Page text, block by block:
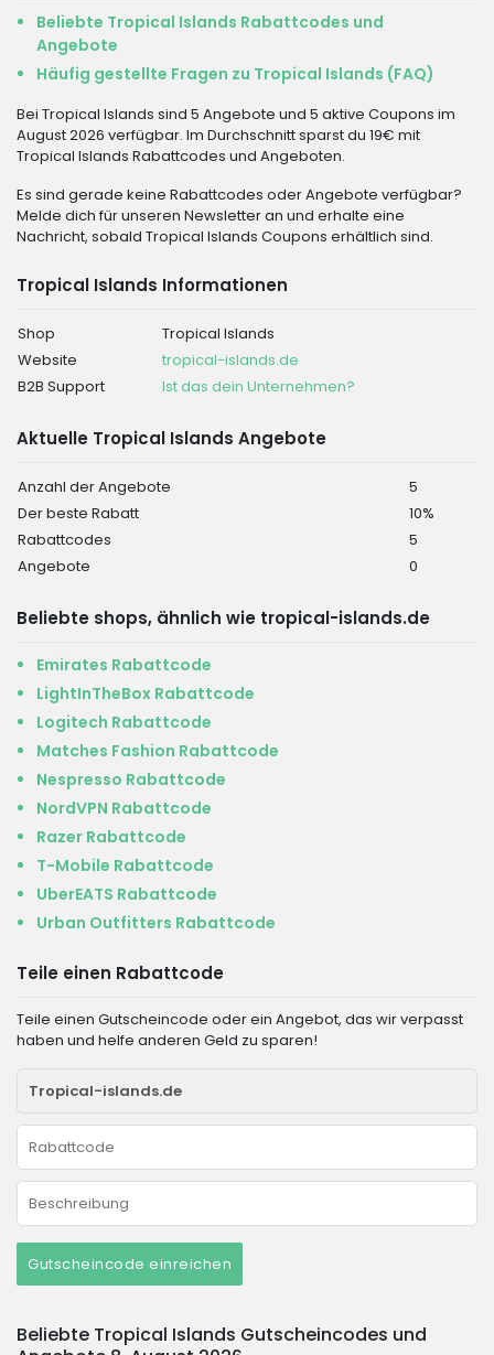
Beliebte Tropical Islands Rabattcodes und
Angebote
Häufig gestellte Fragen zu Tropical Islands (FAQ)
Bei Tropical Islands sind 5 Angebote und 5 aktive Coupons im
August 2026 verfügbar. Im Durchschnitt sparst du 19€ mit
Tropical Islands Rabattcodes und Angeboten.
Es sind gerade keine Rabattcodes oder Angebote verfügbar?
Melde dich für unseren Newsletter an und erhalte eine
Nachricht, sobald Tropical Islands Coupons erhältlich sind.
Tropical Islands Informationen
Shop
Tropical Islands
Website
tropical-islands.de
B2B Support
Ist das dein Unternehmen?
Aktuelle Tropical Islands Angebote
Anzahl der Angebote
5
Der beste Rabatt
10%
Rabattcodes
5
Angebote
0
Beliebte shops, ähnlich wie tropical-islands.de
Emirates Rabattcode
LightInTheBox Rabattcode
Logitech Rabattcode
Matches Fashion Rabattcode
Nespresso Rabattcode
NordVPN Rabattcode
Razer Rabattcode
T-Mobile Rabattcode
UberEATS Rabattcode
Urban Outfitters Rabattcode
Teile einen Rabattcode
Teile einen Gutscheincode oder ein Angebot, das wir verpasst
haben und helfe anderen Geld zu sparen!
Gutscheincode einreichen
Beliebte Tropical Islands Gutscheincodes und